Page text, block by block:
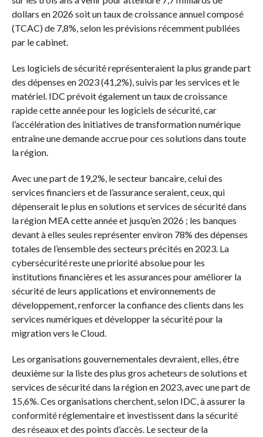
dollars en 2026 soit un taux de croissance annuel composé
(TCAC) de 7,8%, selon les prévisions récemment publiées
par le cabinet.
Les logiciels de sécurité représenteraient la plus grande part
des dépenses en 2023 (41,2%), suivis par les services et le
matériel. IDC prévoit également un taux de croissance
rapide cette année pour les logiciels de sécurité, car
l’accélération des initiatives de transformation numérique
entraîne une demande accrue pour ces solutions dans toute
la région.
Avec une part de 19,2%, le secteur bancaire, celui des
services financiers et de l’assurance seraient, ceux, qui
dépenserait le plus en solutions et services de sécurité dans
la région MEA cette année et jusqu’en 2026 ; les banques
devant à elles seules représenter environ 78% des dépenses
totales de l’ensemble des secteurs précités en 2023. La
cybersécurité reste une priorité absolue pour les
institutions financières et les assurances pour améliorer la
sécurité de leurs applications et environnements de
développement, renforcer la confiance des clients dans les
services numériques et développer la sécurité pour la
migration vers le Cloud.
Les organisations gouvernementales devraient, elles, être
deuxième sur la liste des plus gros acheteurs de solutions et
services de sécurité dans la région en 2023, avec une part de
15,6%. Ces organisations cherchent, selon IDC, à assurer la
conformité réglementaire et investissent dans la sécurité
des réseaux et des points d’accès. Le secteur de la